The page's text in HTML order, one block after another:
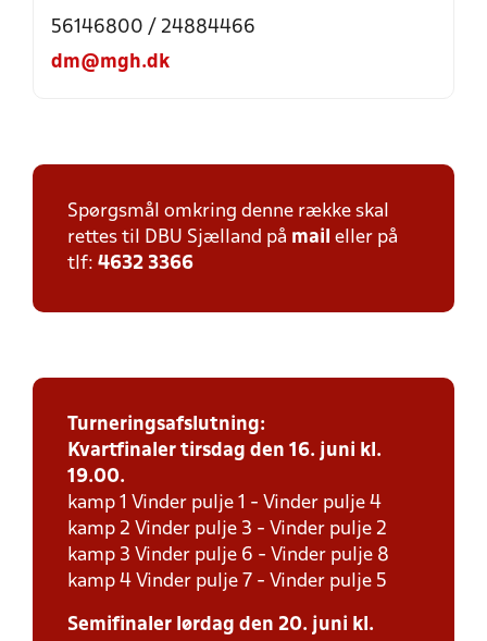
56146800 / 24884466
dm@mgh.dk
Spørgsmål omkring denne række skal
rettes til DBU Sjælland på mail eller på
tlf: 4632 3366
Turneringsafslutning:
Kvartfinaler tirsdag den 16. juni kl.
19.00.
kamp 1 Vinder pulje 1 - Vinder pulje 4
kamp 2 Vinder pulje 3 - Vinder pulje 2
kamp 3 Vinder pulje 6 - Vinder pulje 8
kamp 4 Vinder pulje 7 - Vinder pulje 5
Semifinaler lørdag den 20. juni kl.